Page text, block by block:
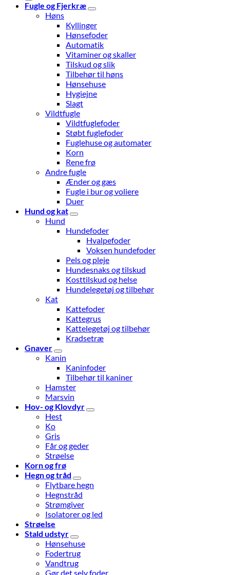
Fugle og Fjerkræ
Høns
Kyllinger
Hønsefoder
Automatik
Vitaminer og skaller
Tilskud og slik
Tilbehør til høns
Hønsehuse
Hygiejne
Slagt
Vildtfugle
Vildtfuglefoder
Støbt fuglefoder
Fuglehuse og automater
Korn
Rene frø
Andre fugle
Ænder og gæs
Fugle i bur og voliere
Duer
Hund og kat
Hund
Hundefoder
Hvalpefoder
Voksen hundefoder
Pels og pleje
Hundesnaks og tilskud
Kosttilskud og helse
Hundelegetøj og tilbehør
Kat
Kattefoder
Kattegrus
Kattelegetøj og tilbehør
Kradsetræ
Gnaver
Kanin
Kaninfoder
Tilbehør til kaniner
Hamster
Marsvin
Hov- og Klovdyr
Hest
Ko
Gris
Får og geder
Strøelse
Korn og frø
Hegn og tråd
Flytbare hegn
Hegnstråd
Strømgiver
Isolatorer og led
Strøelse
Stald udstyr
Hønsehuse
Fodertrug
Vandtrug
Gør det selv foder